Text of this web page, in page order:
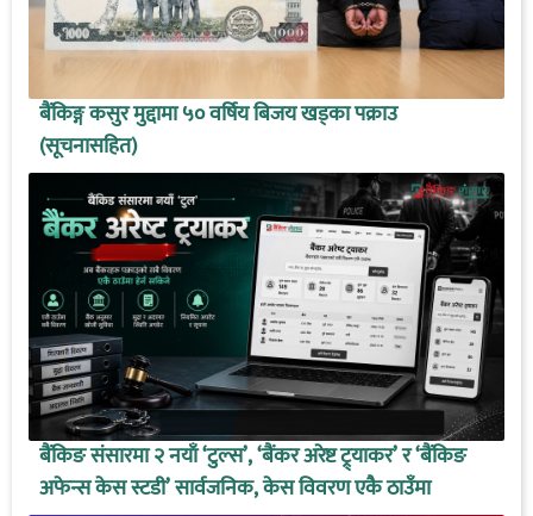
बैंकिङ्ग कसुर मुद्दामा ५० वर्षिय बिजय खड्का पक्राउ
(सूचनासहित)
बैंकिङ संसारमा २ नयाँ ‘टुल्स’, ‘बैंकर अरेष्ट ट्र्याकर’ र ‘बैंकिङ
अफेन्स केस स्टडी’ सार्वजनिक, केस विवरण एकै ठाउँमा